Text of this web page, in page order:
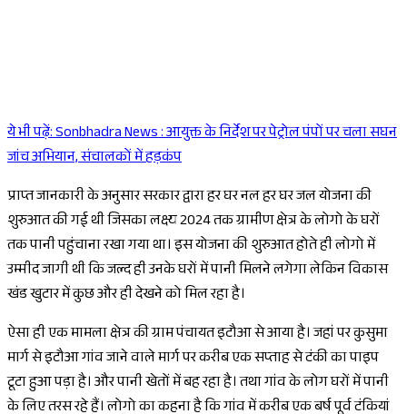
Sponsored
ये भी पढ़ें:Sonbhadra News : आयुक्त के निर्देश पर पेट्रोल पंपों पर चला सघन
जांच अभियान, संचालकों में हड़कंप
प्राप्त जानकारी के अनुसार सरकार द्वारा हर घर नल हर घर जल योजना की
शुरुआत की गई थी जिसका लक्ष्य 2024 तक ग्रामीण क्षेत्र के लोगो के घरों
तक पानी पहुंचाना रखा गया था। इस योजना की शुरुआत होते ही लोगो में
उम्मीद जागी थी कि जल्द ही उनके घरों में पानी मिलने लगेगा लेकिन विकास
खंड खुटार में कुछ और ही देखने को मिल रहा है।
ऐसा ही एक मामला क्षेत्र की ग्राम पंचायत इटौआ से आया है। जहां पर कुसुमा
मार्ग से इटौआ गांव जाने वाले मार्ग पर करीब एक सप्ताह से टंकी का पाइप
टूटा हुआ पड़ा है। और पानी खेतों में बह रहा है। तथा गांव के लोग घरों में पानी
के लिए तरस रहे हैं। लोगो का कहना है कि गांव में करीब एक बर्ष पूर्व टंकियां